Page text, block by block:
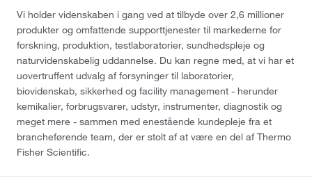
Vi holder videnskaben i gang ved at tilbyde over 2,6 millioner
produkter og omfattende supporttjenester til markederne for
forskning, produktion, testlaboratorier, sundhedspleje og
naturvidenskabelig uddannelse. Du kan regne med, at vi har et
uovertruffent udvalg af forsyninger til laboratorier,
biovidenskab, sikkerhed og facility management - herunder
kemikalier, forbrugsvarer, udstyr, instrumenter, diagnostik og
meget mere - sammen med enestående kundepleje fra et
brancheførende team, der er stolt af at være en del af Thermo
Fisher Scientific.